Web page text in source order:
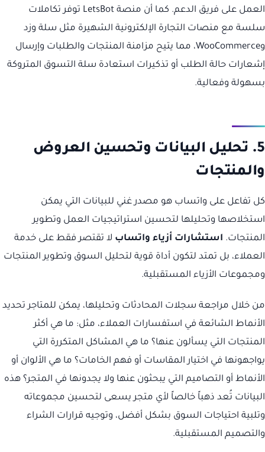
العمل على فريق الدعم. كما أن منصة LetsBot توفر تكاملات
سلسة مع منصات التجارة الإلكترونية الشهيرة مثل سلة وزد
وWooCommerce، مما يتيح مزامنة المنتجات والطلبات وإرسال
إشعارات حالة الطلب أو تذكيرات استعادة سلة التسوق المتروكة
بسهولة وفعالية.
5. تحليل البيانات وتحسين العروض
والمنتجات
كل تفاعل على واتساب هو مصدر غني للبيانات التي يمكن
استخلاصها وتحليلها لتحسين استراتيجيات العمل وتطوير
المنتجات. استشارات أزياء واتساب لا تقتصر فقط على خدمة
العملاء، بل تمتد لتكون أداة قوية لتحليل السوق وتطوير المنتجات
ومجموعات الأزياء المستقبلية.
من خلال مراجعة سجلات المحادثات وتحليلها، يمكن للمتاجر تحديد
الأنماط الشائعة في استفسارات العملاء، مثل: ما هي أكثر
المنتجات التي يسألون عنها؟ ما هي المشاكل المتكررة التي
يواجهونها في اختيار المقاسات أو فهم الخامات؟ ما هي الألوان أو
الأنماط أو التصاميم التي يبحثون عنها ولا يجدونها في المتجر؟ هذه
البيانات تُعد ذهباً خالصاً لأي متجر يسعى لتحسين مجموعاته
وتلبية احتياجات السوق بشكل أفضل، وتوجيه قرارات الشراء
والتصميم المستقبلية.